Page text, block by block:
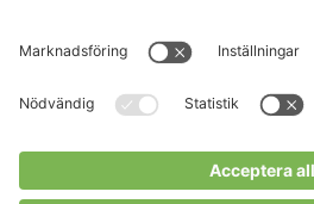
Kalender
Press & media